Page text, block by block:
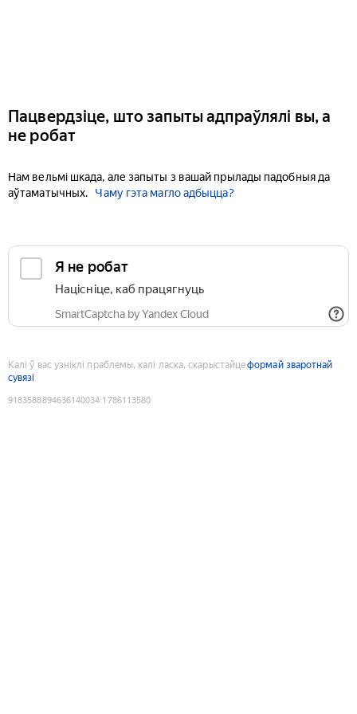
Пацвердзіце, што запыты адпраўлялі вы, а
не робат
Нам вельмі шкада, але запыты з вашай прылады падобныя да
аўтаматычных.
Чаму гэта магло адбыцца?
Я не робат
Націсніце, каб працягнуць
SmartCaptcha by Yandex Cloud
Калі ў вас узніклі праблемы, калі ласка, скарыстайцеформай зваротнай
сувязі
9183588894636140034:1786113580